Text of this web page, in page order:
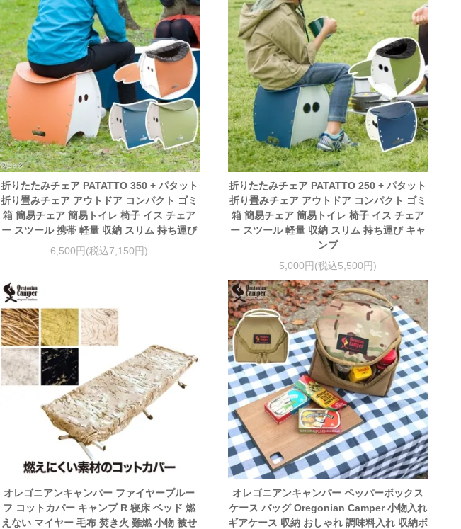
折りたたみチェア PATATTO 350 + パタット
折り畳みチェア アウトドア コンパクト ゴミ
箱 簡易チェア 簡易トイレ 椅子 イス チェア
ー スツール 携帯 軽量 収納 スリム 持ち運び
6,500円(税込7,150円)
折りたたみチェア PATATTO 250 + パタット
折り畳みチェア アウトドア コンパクト ゴミ
箱 簡易チェア 簡易トイレ 椅子 イス チェア
ー スツール 軽量 収納 スリム 持ち運び キャ
ンプ
5,000円(税込5,500円)
オレゴニアンキャンパー ファイヤープルー
フ コットカバー キャンプ R 寝床 ベッド 燃
えない マイヤー 毛布 焚き火 難燃 小物 被せ
オレゴニアンキャンパー ペッパーボックス
ケース バッグ Oregonian Camper 小物入れ
ギアケース 収納 おしゃれ 調味料入れ 収納ボ